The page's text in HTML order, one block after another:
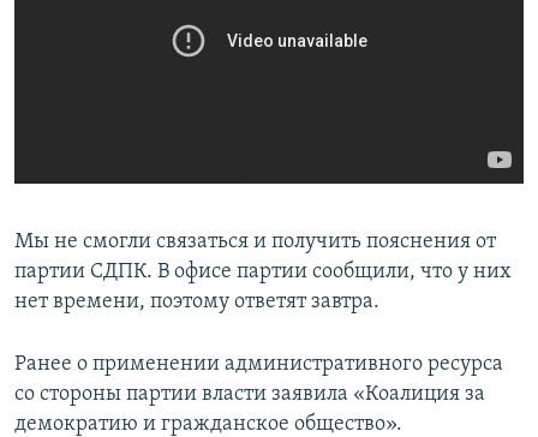
Мы не смогли связаться и получить пояснения от
партии СДПК. В офисе партии сообщили, что у них
нет времени, поэтому ответят завтра.
Ранее о применении административного ресурса
со стороны партии власти заявила «Коалиция за
демократию и гражданское общество».